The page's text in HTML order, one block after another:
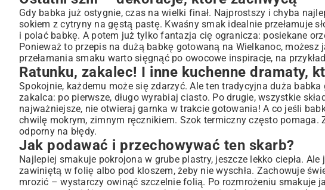
Gdy babka już ostygnie, czas na wielki finał. Najprostszy i chyba
sokiem z cytryny na gęstą pastę. Kwaśny smak idealnie przełamuje
i polać babkę. A potem już tylko fantazja cię ogranicza: posiekane
Ponieważ to przepis na dużą babkę gotowaną na Wielkanoc,
przełamania smaku warto sięgnąć po owocowe inspiracje, na
Ratunku, zakalec! I inne kuchenne dramaty,
Spokojnie, każdemu może się zdarzyć. Ale ten tradycyjna duża
zakalca: po pierwsze, długo wyrabiaj ciasto. Po drugie, wszystkie
najważniejsze, nie otwieraj garnka w trakcie gotowania! A co jeśli
chwilę mokrym, zimnym ręcznikiem. Szok termiczny często
odporny na błędy.
Jak podawać i przechowywać ten skarb?
Najlepiej smakuje pokrojona w grube plastry, jeszcze lekko ciepła.
zawiniętą w folię albo pod kloszem, żeby nie wyschła. Zachowuje
mrozić – wystarczy owinąć szczelnie folią. Po rozmrożeniu smakuje